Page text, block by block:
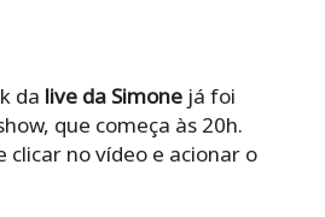
da live da Simonejá foi
que começa às 20h.
no vídeo e acionar o